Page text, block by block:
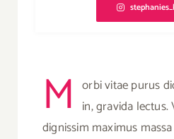
M orbi vitae purus
in, gravida lectus.
dignissim maximus